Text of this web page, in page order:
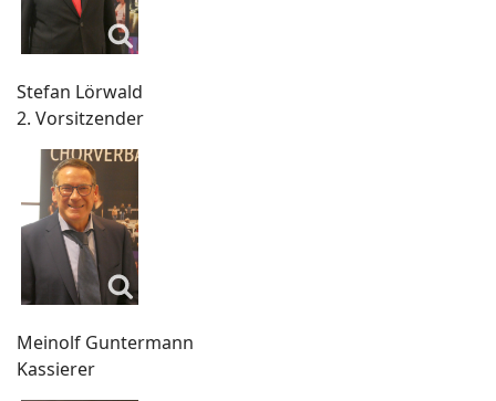
Stefan Lörwald
2. Vorsitzender
Meinolf Guntermann
Kassierer